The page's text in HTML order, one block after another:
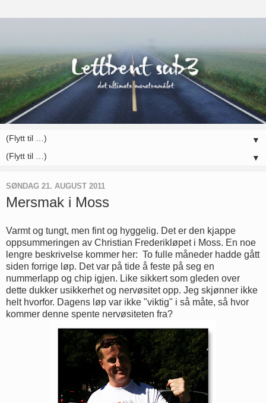
▼
▼
SØNDAG 21. AUGUST 2011
Mersmak i Moss
Varmt og tungt, men fint og hyggelig. Det er den kjappe
oppsummeringen av Christian Frederikløpet i Moss. En noe
lengre beskrivelse kommer her: To fulle måneder hadde gått
siden forrige løp. Det var på tide å feste på seg en
nummerlapp og chip igjen. Like sikkert som gleden over
dette dukker usikkerhet og nervøsitet opp. Jeg skjønner ikke
helt hvorfor. Dagens løp var ikke "viktig" i så måte, så hvor
kommer denne spente nervøsiteten fra?